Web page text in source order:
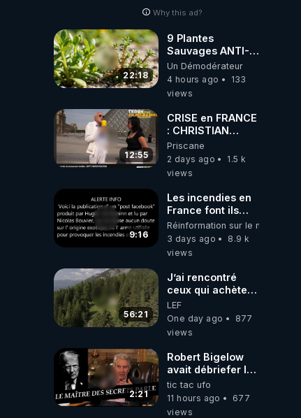
Why this ad?
22:18
9 Plantes
Sauvages ANTI-
FAMINE: ces
Ressources
Haies
Un Démodérateur
4 hours ago
133
views
12:55
CRISE en FRANCE
: CHRISTIAN
COTTEN FAIT une
étrange
découverte
Priscane
2 days ago
1.5 k
views
9:16
Les incendies en
France font ils
partie d' un plan
qui aurait débuté
le 11 septembre
Réinformation sur le monde
3 days ago
8.9 k
views
56:21
J’ai rencontré
ceux qui achètent
des bunkers pour
survivre à la fin
du monde
LEF
One day ago
877
views
2:21
Robert Bigelow
avait débriefer le
pédophile
génocidaire de
donald j trump
tic tac ufo
11 hours ago
677
views